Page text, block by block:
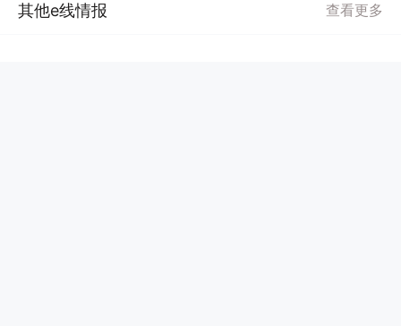
其他e线情报 查看更多